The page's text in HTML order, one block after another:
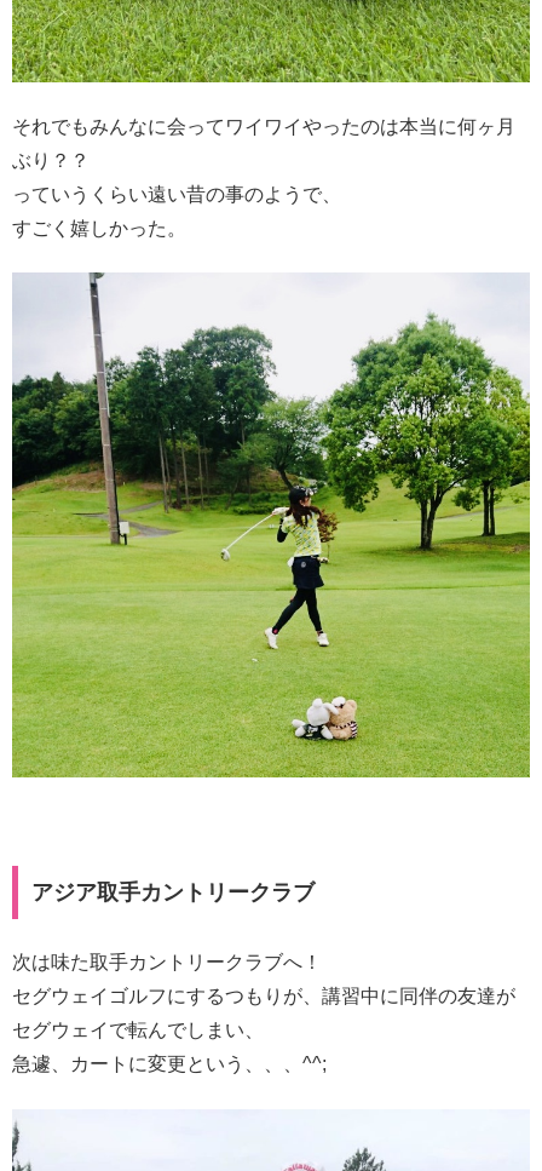
それでもみんなに会ってワイワイやったのは本当に何ヶ月
ぶり？？
っていうくらい遠い昔の事のようで、
すごく嬉しかった。
アジア取手カントリークラブ
次は味た取手カントリークラブへ！
セグウェイゴルフにするつもりが、講習中に同伴の友達が
セグウェイで転んでしまい、
急遽、カートに変更という、、、^^;